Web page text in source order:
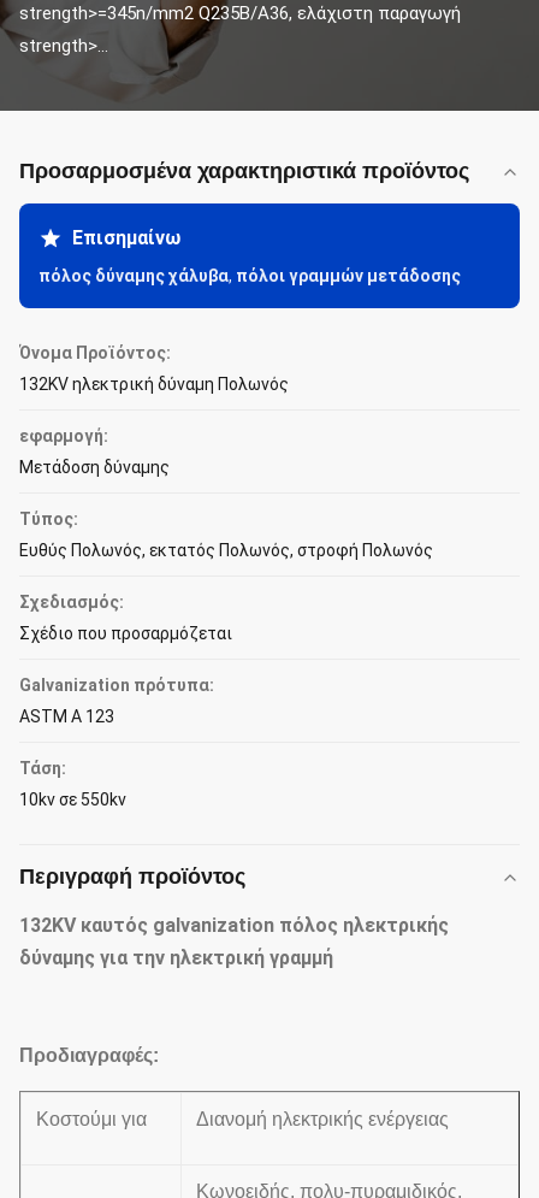
strength>=345n/mm2 Q235B/A36, ελάχιστη παραγωγή
strength>...
Προσαρμοσμένα χαρακτηριστικά προϊόντος
Επισημαίνω
πόλος δύναμης χάλυβα, πόλοι γραμμών μετάδοσης
Όνομα Προϊόντος:
132KV ηλεκτρική δύναμη Πολωνός
εφαρμογή:
Μετάδοση δύναμης
Τύπος:
Ευθύς Πολωνός, εκτατός Πολωνός, στροφή Πολωνός
Σχεδιασμός:
Σχέδιο που προσαρμόζεται
Galvanization πρότυπα:
ASTM Α 123
Τάση:
10kv σε 550kv
Περιγραφή προϊόντος
132KV καυτός galvanization πόλος ηλεκτρικής
δύναμης για την ηλεκτρική γραμμή
Προδιαγραφές:
Κοστούμι για Διανομή ηλεκτρικής ενέργειας
Κωνοειδής, πολυ-πυραμιδικός,